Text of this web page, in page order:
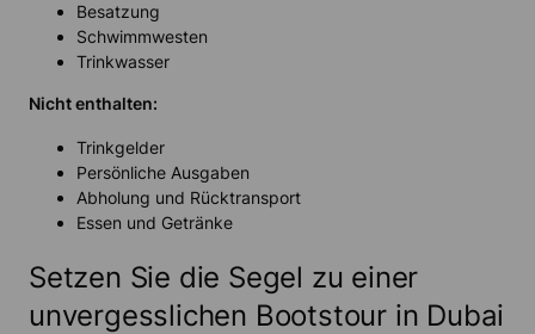
Besatzung
Schwimmwesten
Trinkwasser
Nicht enthalten:
Trinkgelder
Persönliche Ausgaben
Abholung und Rücktransport
Essen und Getränke
Setzen Sie die Segel zu einer
unvergesslichen Bootstour in Dubai